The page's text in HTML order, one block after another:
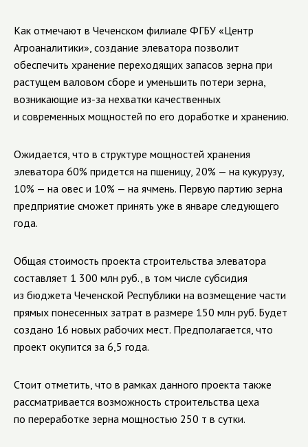
Как отмечают в Чеченском филиале ФГБУ «Центр
Агроаналитики», создание элеватора позволит
обеспечить хранение переходящих запасов зерна при
растущем валовом сборе и уменьшить потери зерна,
возникающие из-за нехватки качественных
и современных мощностей по его доработке и хранению.
Ожидается, что в структуре мощностей хранения
элеватора 60% придется на пшеницу, 20% — на кукурузу,
10% — на овес и 10% — на ячмень. Первую партию зерна
предприятие сможет принять уже в январе следующего
года.
Общая стоимость проекта строительства элеватора
составляет 1 300 млн руб., в том числе субсидия
из бюджета Чеченской Республики на возмещение части
прямых понесенных затрат в размере 150 млн руб. Будет
создано 16 новых рабочих мест. Предполагается, что
проект окупится за 6,5 года.
Стоит отметить, что в рамках данного проекта также
рассматривается возможность строительства цеха
по переработке зерна мощностью 250 т в сутки.